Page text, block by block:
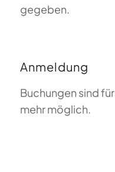
gegeben.
Anmeldung
Buchungen sind
mehr möglich.